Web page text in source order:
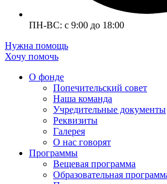
ПН-ВС: с 9:00 до 18:00
Нужна помощь
Хочу помочь
О фонде
Попечительский совет
Наша команда
Учредительные документы
Реквизиты
Галерея
О нас говорят
Программы
Вещевая программа
Образовательная